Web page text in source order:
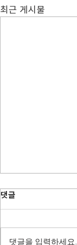
최근 게시물
댓글
댓글을 입력하세요.